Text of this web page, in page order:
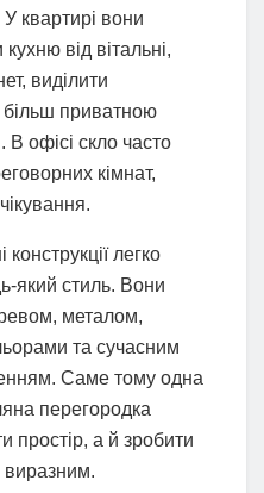
квартирі вони
від вітальні,
виділити
більш приватною
В офісі скло часто
кімнат,
легко
який стиль. Вони
металом,
та сучасним
Саме тому одна
перегородка
простір, а й зробити
виразним.